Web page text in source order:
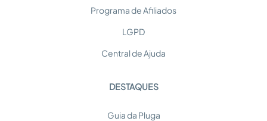
Programa de Afiliados
LGPD
Central de Ajuda
DESTAQUES
Guia da Pluga